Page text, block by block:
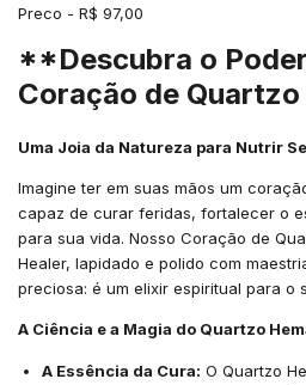
Preco - R$ 97,00
**Descubra o
Coração de
Uma Joia da Natureza para Nutrir
Imagine ter em suas mãos um
capaz de curar feridas, fortalecer o
para sua vida. Nosso Coração de
Healer, lapidado e polido com
preciosa: é um elixir espiritual para o
A Ciência e a Magia do Quartzo
A Essência da Cura: O Quartzo